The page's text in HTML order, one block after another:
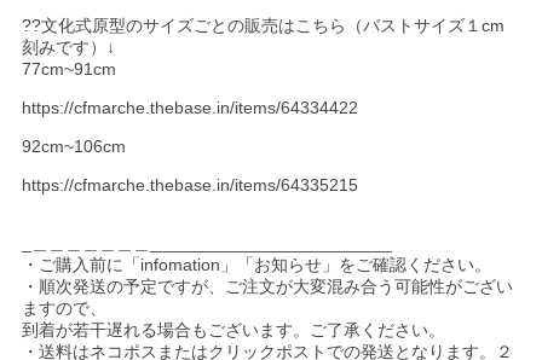
??文化式原型のサイズごとの販売はこちら（バストサイズ１cm
刻みです）↓
77cm~91cm
https://cfmarche.thebase.in/items/64334422
92cm~106cm
https://cfmarche.thebase.in/items/64335215
・ご購入前に「infomation」「お知らせ」をご確認ください。
・順次発送の予定ですが、ご注文が大変混み合う可能性がござい
ますので、
到着が若干遅れる場合もございます。ご了承ください。
・送料はネコポスまたはクリックポストでの発送となります。２